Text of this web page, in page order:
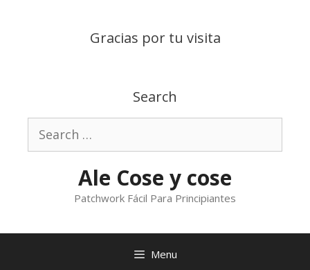
Gracias por tu visita
Search
Search
for:
Ale Cose y cose
Patchwork Fácil Para Principiantes
Menu